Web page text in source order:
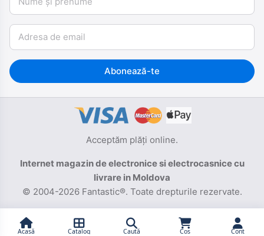
Acasă Catalog Caută Coș Cont
Email
Abonează-te
Acceptăm plăți online.
Internet magazin de electronice si electrocasnice cu
livrare in Moldova
© 2004-2026 Fantastic®. Toate drepturile rezervate.